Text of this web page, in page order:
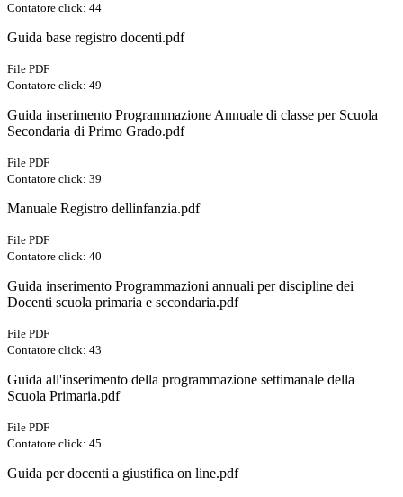
Contatore click: 44
Guida base registro docenti.pdf
File PDF
Contatore click: 49
Guida inserimento Programmazione Annuale di classe per Scuola
Secondaria di Primo Grado.pdf
File PDF
Contatore click: 39
Manuale Registro dellinfanzia.pdf
File PDF
Contatore click: 40
Guida inserimento Programmazioni annuali per discipline dei
Docenti scuola primaria e secondaria.pdf
File PDF
Contatore click: 43
Guida all'inserimento della programmazione settimanale della
Scuola Primaria.pdf
File PDF
Contatore click: 45
Guida per docenti a giustifica on line.pdf